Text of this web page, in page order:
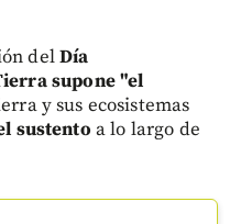
delDía
supone "el
y sus ecosistemas
sustento a lo largo de